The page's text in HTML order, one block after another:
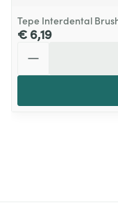
Tepe Interdental
€ 6,19